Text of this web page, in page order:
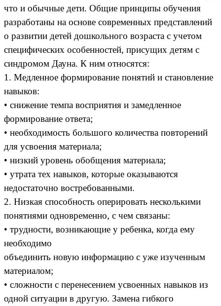
что и обычные дети. Общие принципы обучения
разработаны на основе современных представлений
о развитии детей дошкольного возраста с учетом
специфических особенностей, присущих детям с
синдромом Дауна. К ним относятся:
1. Медленное формирование понятий и становление
навыков:
• снижение темпа восприятия и замедленное
формирование ответа;
• необходимость большого количества повторений
для усвоения материала;
• низкий уровень обобщения материала;
• утрата тех навыков, которые оказываются
недостаточно востребованными.
2. Низкая способность оперировать несколькими
понятиями одновременно, с чем связаны:
• трудности, возникающие у ребенка, когда ему
необходимо
объединить новую информацию с уже изученным
материалом;
• сложности с перенесением усвоенных навыков из
одной ситуации в другую. Замена гибкого